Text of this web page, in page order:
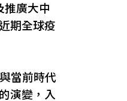
推廣大中
期全球疫
當前時代
演變，入